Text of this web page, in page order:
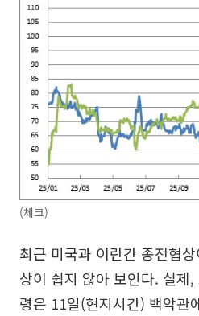
(체크)
최근 미국과 이란간 종전협
상이 쉽지 않아 보인다. 실제
령은 11일(현지시간) 백악관